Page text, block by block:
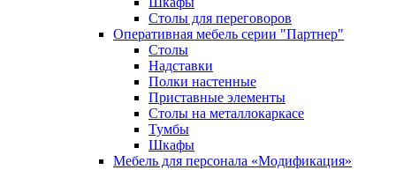
Столы для переговоров
Оперативная мебель серии "Партнер"
Столы
Надставки
Полки настенные
Приставные элементы
Столы на металлокаркасе
Тумбы
Шкафы
Мебель для персонала «Модификация»